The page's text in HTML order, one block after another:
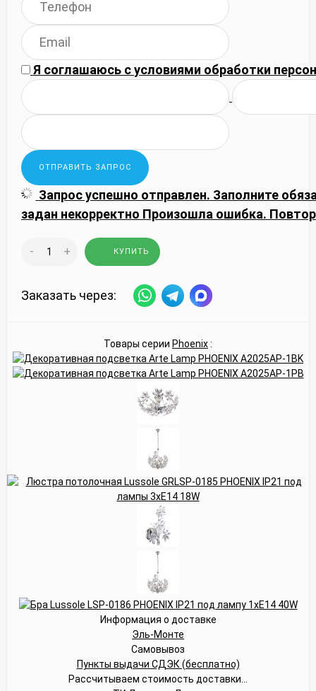
Я соглашаюсь сусловиями обработки
Запрос успешно отправлен. Заполните
задан некорректно Произошла ошибка.
- + КУПИТЬ
Заказать через:
Товары серии Phoenix:
Информация о доставке
Эль-Монте
Самовывоз
Пункты выдачи СДЭК (бесплатно)
Рассчитываем стоимость доставки...